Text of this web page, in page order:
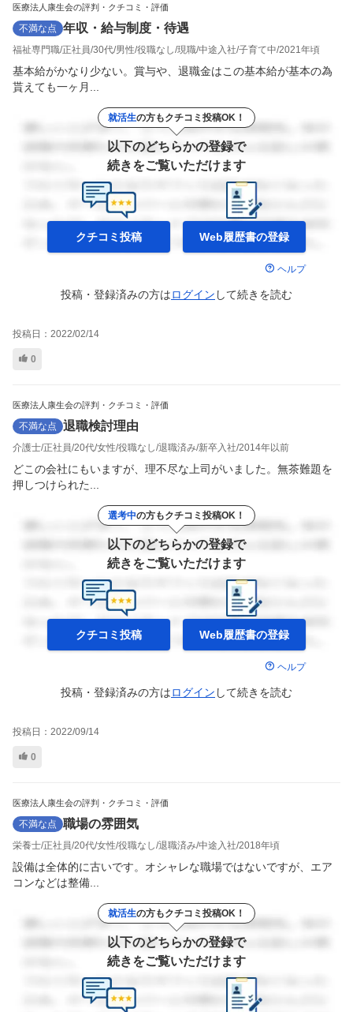
医療法人康生会の評判・クチコミ・評価
不満な点 年収・給与制度・待遇
福祉専門職 正社員 30代 男性 役職なし 現職 中途入社 子育て中 2021年頃
基本給がかなり少ない。賞与や、退職金はこの基本給が基本の為
貰えても一ヶ月...
就活生の方もクチコミ投稿OK！
以下のどちらかの登録で
続きをご覧いただけます
クチコミ投稿 Web履歴書の登録
ヘルプ
投稿・登録済みの方はログイン して続きを読む
投稿日： 2022/02/14
0
医療法人康生会の評判・クチコミ・評価
不満な点 退職検討理由
介護士 正社員 20代 女性 役職なし 退職済み 新卒入社 2014年以前
どこの会社にもいますが、理不尽な上司がいました。無茶難題を
押しつけられた...
選考中の方もクチコミ投稿OK！
以下のどちらかの登録で
続きをご覧いただけます
クチコミ投稿 Web履歴書の登録
ヘルプ
投稿・登録済みの方はログイン して続きを読む
投稿日： 2022/09/14
0
医療法人康生会の評判・クチコミ・評価
不満な点 職場の雰囲気
栄養士 正社員 20代 女性 役職なし 退職済み 中途入社 2018年頃
設備は全体的に古いです。オシャレな職場ではないですが、エア
コンなどは整備...
就活生の方もクチコミ投稿OK！
以下のどちらかの登録で
続きをご覧いただけます